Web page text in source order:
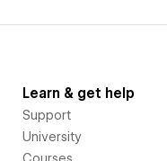
Learn & get help
Support
University
Courses